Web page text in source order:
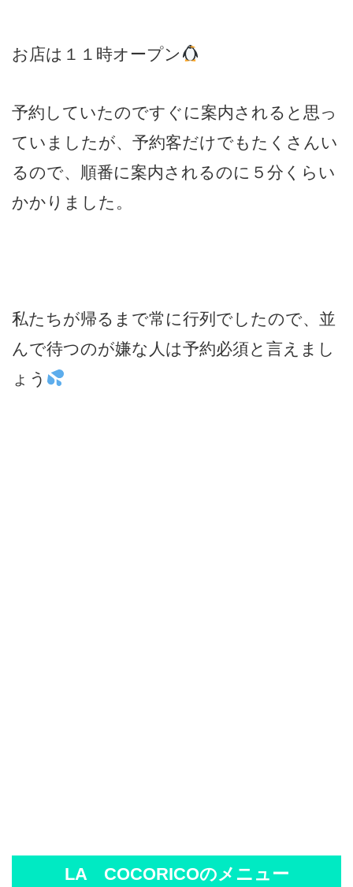
お店は１１時オープン
予約していたのですぐに案内されると思っ
ていましたが、予約客だけでもたくさんい
るので、順番に案内されるのに５分くらい
かかりました。
私たちが帰るまで常に行列でしたので、並
んで待つのが嫌な人は予約必須と言えまし
ょう
LA COCORICOのメニュー